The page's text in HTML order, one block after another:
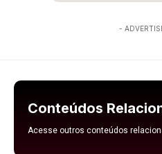
-
Conteúdos
Acesse outros conteúdos